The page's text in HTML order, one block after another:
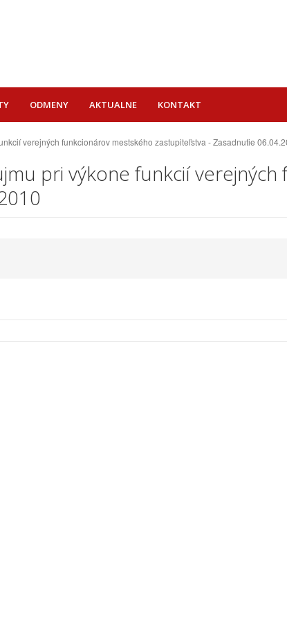
ODMENY AKTUALNE KONTAKT
verejných funkcionárov mestského zastupiteľstva - Zasadnutie
pri výkone funkcií